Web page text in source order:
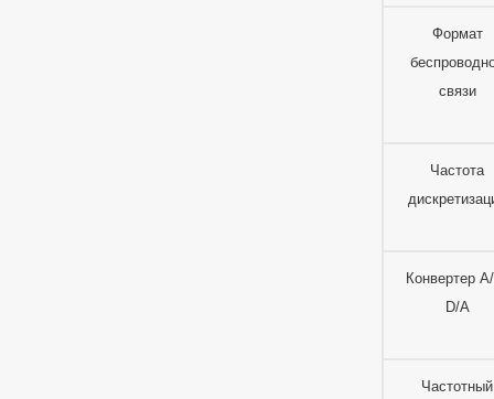
Формат
связи
Частота
Конвертер
D/A
Частотный